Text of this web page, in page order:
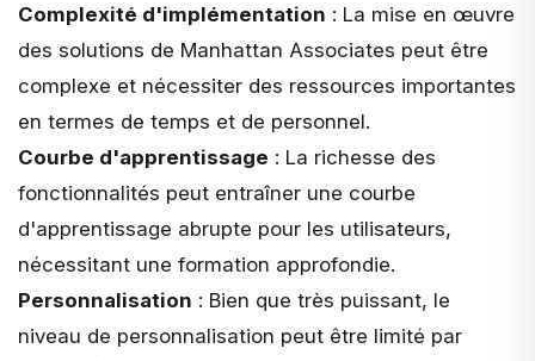
Complexité d'implémentation : La mise en œuvre
des solutions de Manhattan Associates peut être
complexe et nécessiter des ressources importantes
en termes de temps et de personnel.
Courbe d'apprentissage : La richesse des
fonctionnalités peut entraîner une courbe
d'apprentissage abrupte pour les utilisateurs,
nécessitant une formation approfondie.
Personnalisation : Bien que très puissant, le
niveau de personnalisation peut être limité par